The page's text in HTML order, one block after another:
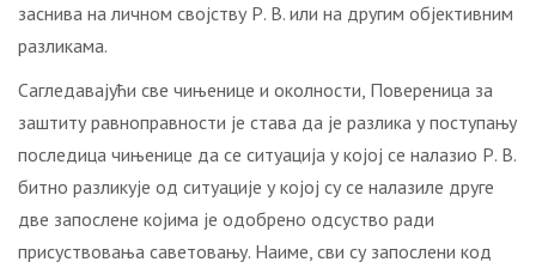
заснива на личном својству Р. В. или на другим објективним
разликама.
Сагледавајући све чињенице и околности, Повереница за
заштиту равноправности је става да је разлика у поступању
последица чињенице да се ситуација у којој се налазио Р. В.
битно разликује од ситуације у којој су се налазиле друге
две запослене којима је одобрено одсуство ради
присуствовања саветовању. Наиме, сви су запослени код